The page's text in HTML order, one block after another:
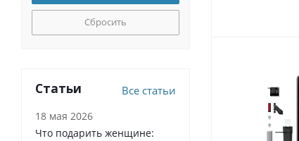
Сбросить
Статьи Все статьи
18 мая 2026
Что подарить женщине: